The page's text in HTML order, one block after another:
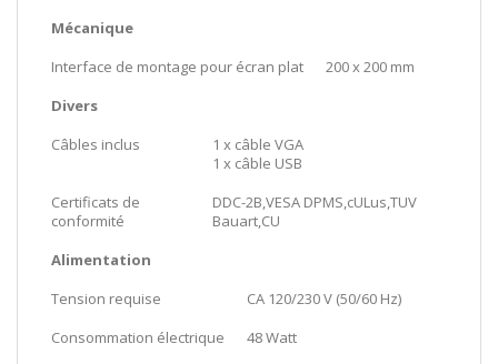
Mécanique
Interface de montage pour écran plat
200 x 200 mm
Divers
Câbles inclus
1 x câble VGA
1 x câble USB
Certificats de
conformité
DDC-2B,VESA DPMS,cULus,TUV
Bauart,CU
Alimentation
Tension requise
CA 120/230 V (50/60 Hz)
Consommation électrique
48 Watt